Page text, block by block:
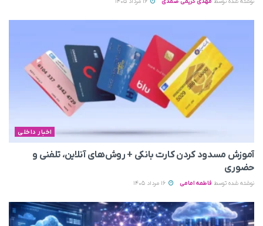
اخبار داخلی
آموزش مسدود کردن کارت بانکی + روش‌های آنلاین، تلفنی و
حضوری
نوشته شده توسط فاطمه امامی